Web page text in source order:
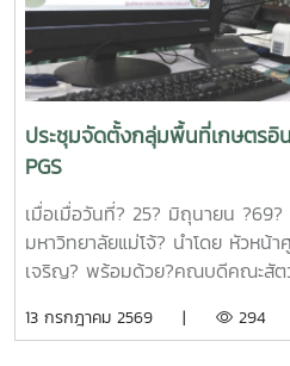
การดำเนินงานของมหาวิทยาลัยแ
– 2568 และการนำเสนอความก้าวห
สนับสนุนทุนจากหน่วยบริหารและจั
สามารถในการแข่งขัน ณ ห้องปร
มหาวิทยาลัย มหาวิทยาลัยแม่โจ้ซึ่ง
โครงการวิจัยที่ได้รับการสนับสนุนทุ
ทุนด้านการเพิ่มความสามารถในกา
ดังนี้1.โครงการ "กลยุทธ์การตลาด
ศูนย์สำหรับนักท่องเที่ยวเชิงอาสา
โดย ดร.กาญจนา สมมิตร หัวหน้าโ
ผู้ช่วยศาสตราจารย์ ดร.สุพัตรา วง
ประชุมจัดตั้งกลุ่มพื้นที่เกษตรอิ
PGS
เมื่อเมื่อวันที่? 25? มิถุนายน
มหาวิทยาลัยแม่โจ้? นำโดย หัวหน้
เจริญ? พร้อมด้วย?คณบดีคณะสัต
รศ.ดร.อภินันท์? สุวรรณรักษ์? และ
13 กรกฎาคม 2569 | 294